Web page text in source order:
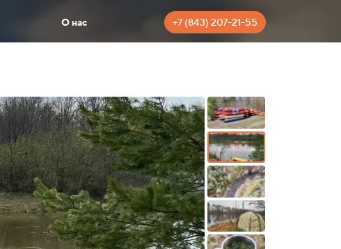
О нас +7 (843) 207-21-55